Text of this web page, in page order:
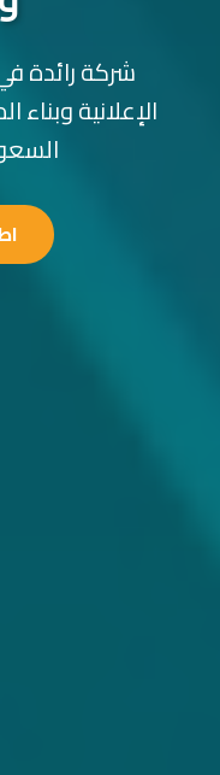
شركة رائدة
الإعلانية